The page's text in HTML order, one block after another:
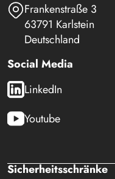
Frankenstraße 3
63791 Karlstein
Deutschland
Social Media
LinkedIn
Youtube
Sicherheitsschränke